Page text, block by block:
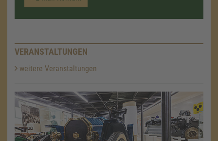
VERANSTALTUNGEN
weitere Veranstaltungen